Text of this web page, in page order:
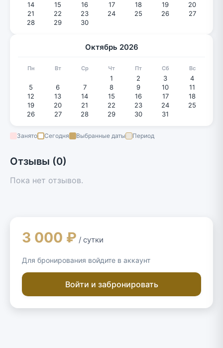
14
15 16 17 18 19
20
21
22 23 24 25 26
27
28
29 30
Октябрь 2026
Пн Вт Ср Чт Пт Сб Вс
1 2 3
4
5
6 7 8 9 10
11
12
13 14 15 16 17
18
19
20 21 22 23 24
25
26
27 28 29 30 31
Занято Сегодня Выбранные даты Период
Отзывы (0)
Пока нет отзывов.
3 000 ₽ / сутки
Для бронирования войдите в аккаунт
Войти и забронировать